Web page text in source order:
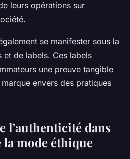
leurs opérations sur
se manifester sous la
de labels. Ces labels
une preuve tangible
envers des pratiques
l’authenticité dans
mode éthique